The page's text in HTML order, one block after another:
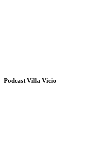
Podcast Villa Vicio